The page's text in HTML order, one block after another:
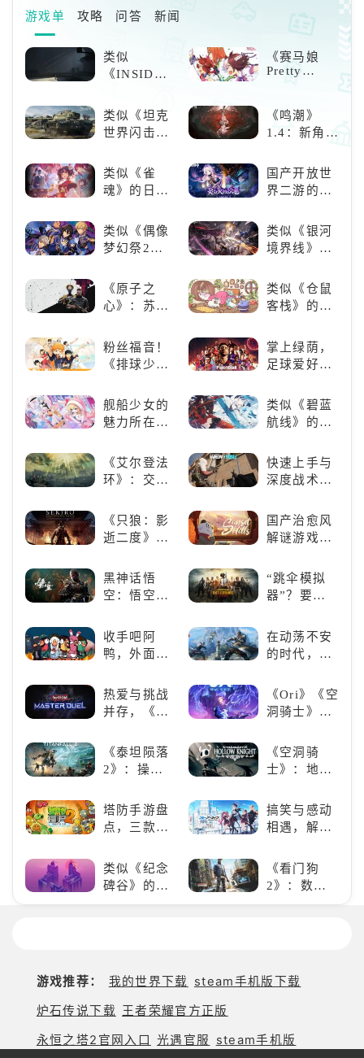
能量回复等。大致推荐分类为：主
c角色：4爆伤/攻击5攻击6攻击；
击破角色：4异常5攻击6冲击力；
支援角色：4异常5攻
游戏单 攻略 问答 新闻
类似
《INSIDE》
戏！快动起
你的小脑筋
来通关！
《赛马娘
Pretty
的竞速之旅
类似《坦克
世界闪击
（WOTB）
的军事类游
爱的装备出
发吧！
《鸣潮》
1.4：新角
情，全新冒
险体验！
类似《雀
魂》的日系
好看的ACG
看板娘们等
国产开放世
界二游的里
神》
类似《偶像
梦幻祭2》
游推荐：完
美还原偶像
像团
类似《银河
境界线》的
类手游推
荐：极致策
《原子之
心》：苏联
游戏盛宴与
瑕疵
类似《仓鼠
客栈》的萌
荐！快来养
赛博宠物
吧！
粉丝福音！
《排球少
HIGH!!》手
游还原经典
名场面
掌上绿荫，
足球爱好者
况足球》
舰船少女的
魅力所在：
线》
类似《碧蓝
航线》的养
养成你的梦
想！
《艾尔登法
环》：交界
奇与魂系新
巅峰
快速上手与
深度战术兼
六号M》是
否值得入
《只狼：影
逝二度》：
魄的忍者之
旅
国产治愈风
解谜游戏
丘》
黑神话悟
空：悟空携
来，游戏界
的东方巨
兽，引爆全
“跳伞模拟
器”？要
“刚”？
收手吧阿
鸭，外面全
在动荡不安
的时代，踏
热爱与挑战
并存，《游
决斗》，牌
佬都爱玩的
《Ori》《空
洞骑士》
胞》横向对
比，不知道
《泰坦陨落
2》：操控
未来战场；
跑酷突袭，
《空洞骑
士》：地下
探索与极致
冒险
塔防手游盘
点，三款不
防佳作
搞笑与感动
相遇，解锁
的魅力
类似《纪念
碑谷》的解
谜类游戏推
《看门狗
2》：数字
世界的精彩
游戏推荐： 我的世界下载 steam手机版下载
炉石传说下载 王者荣耀官方正版
永恒之塔2官网入口 光遇官服 steam手机版